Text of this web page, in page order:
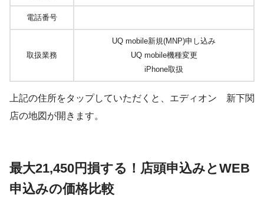
電話番号
取扱業務
UQ mobile新規(MNP)申し込み
UQ mobile機種変更
iPhone取扱
上記の住所をタップしていただくと、エディオン 新下関
店の地図が開きます。
最大21,450円損する！店頭申込みとWEB
申込みの価格比較